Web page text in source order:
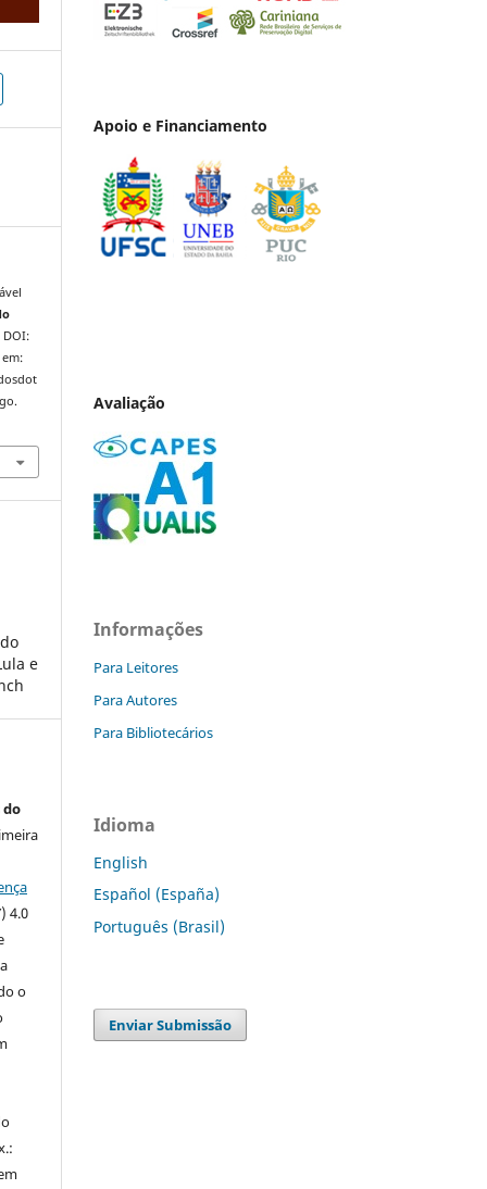
DOI:
em:
e
do
4.0
o
Apoio e Financiamento
Avaliação
Informações
Para Leitores
Para Autores
Para Bibliotecários
Idioma
English
Español (España)
Português (Brasil)
Enviar Submissão